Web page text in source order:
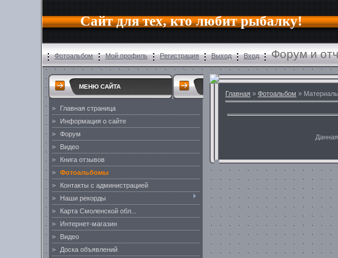
Сайт для тех, кто любит рыбалку!
Фотоальбом Мой профиль Регистрация Выход Вход Форум и
МЕНЮ САЙТА
Главная страница
Информация о сайте
Форум
Видео
Книга отзывов
Фотоальбомы
Контакты с администрацией
Наши рекорды
Карта Смоленской обл...
Интернет-магазин
Видео
Доска объявлений
Главная » Фотоальбом »